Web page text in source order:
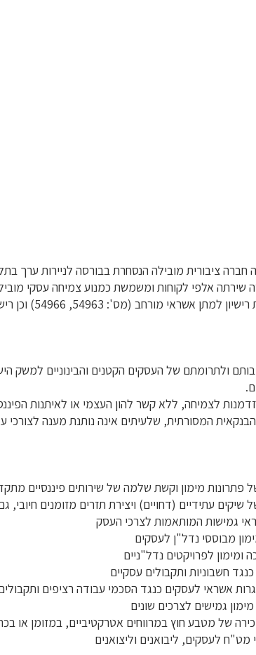
ציבורית מובילה הנסחרת בבורסה לניירות ערך
בשנת 1996, החברה שירתה אלפי לקוחות ומשמשת כמנוע
וכן רישיון למתן שירות בנכס פיננסי מורחב (מס': 58037, 58035).
ולתרומתם של העסקים הקטנים והבינוניים
לצמיחה, ללא קשר להון העצמי או לאיתנות
המסורתית, שלעיתים אינה נותנת מענה לצורכי
פתרונות מימון וקשת שלמה של שירותים פיננסיים
שיקים עתידיים (דחויים) ויצירת תזרים מזומנים
גמישות המותאמות לצרכי העסק
מבוססי נדל"ן לעסקים
ומימון לפרויקטים נדל"ניים
כנגד חשבוניות ותקבולים עסקיים
אשראי לעסקים כנגד הסכמי עבודה רציפים
גמישים לצרכים שונים
של מטבע חוץ במרווחים אטרקטיביים, במזומן או
לעסקים, ליבואנים וליצואנים